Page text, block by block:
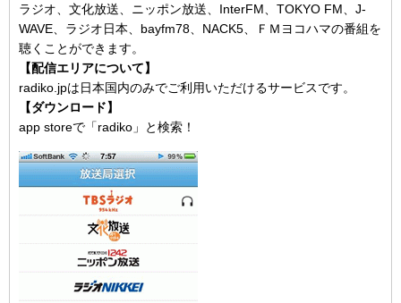
ラジオ、文化放送、ニッポン放送、InterFM、TOKYO FM、J-
WAVE、ラジオ日本、bayfm78、NACK5、ＦＭヨコハマの番組を
聴くことができます。
【配信エリアについて】
radiko.jpは日本国内のみでご利用いただけるサービスです。
【ダウンロード】
app storeで「radiko」と検索！